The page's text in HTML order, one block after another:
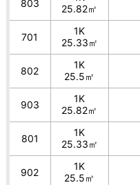
803
25.82㎡
701
1K
25.33㎡
802
1K
25.5㎡
903
1K
25.82㎡
801
1K
25.33㎡
902
1K
25.5㎡